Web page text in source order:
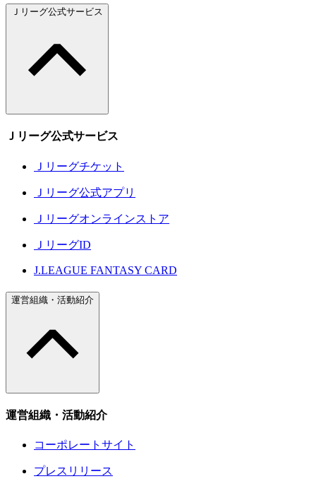
Ｊリーグ公式サービス
Ｊリーグ公式サービス
Ｊリーグチケット
Ｊリーグ公式アプリ
Ｊリーグオンラインストア
ＪリーグID
J.LEAGUE FANTASY CARD
運営組織・活動紹介
運営組織・活動紹介
コーポレートサイト
プレスリリース